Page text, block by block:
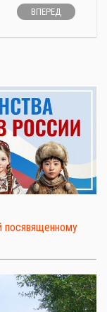
ВПЕРЕД
посявященному